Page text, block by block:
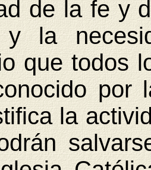
de la fe y
la
que todos
por
la